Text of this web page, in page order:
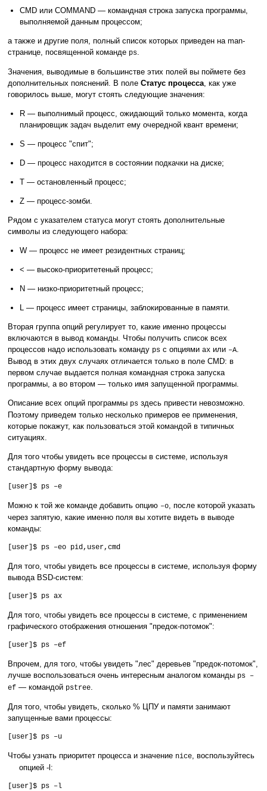
CMD или COMMAND — командная строка запуска программы,
выполняемой данным процессом;
а также и другие поля, полный список которых приведен на man-
странице, посвященной команде ps.
Значения, выводимые в большинстве этих полей вы поймете без
дополнительных пояснений. В поле Статус процесса, как уже
говорилось выше, могут стоять следующие значения:
R — выполнимый процесс, ожидающий только момента, когда
планировщик задач выделит ему очередной квант времени;
S — процесс "спит";
D — процесс находится в состоянии подкачки на диске;
T — остановленный процесс;
Z — процесс-зомби.
Рядом с указателем статуса могут стоять дополнительные
символы из следующего набора:
W — процесс не имеет резидентных страниц;
< — высоко-приоритетеный процесс;
N — низко-приоритетный процесс;
L — процесс имеет страницы, заблокированные в памяти.
Вторая группа опций регулирует то, какие именно процессы
включаются в вывод команды. Чтобы получить список всех
процессов надо использовать команду ps с опциями ax или –A.
Вывод в этих двух случаях отличается только в поле CMD: в
первом случае выдается полная командная строка запуска
программы, а во втором — только имя запущенной программы.
Описание всех опций программы ps здесь привести невозможно.
Поэтому приведем только несколько примеров ее применения,
которые покажут, как пользоваться этой командой в типичных
ситуациях.
Для того чтобы увидеть все процессы в системе, используя
стандартную форму вывода:
[user]$ ps –e
Можно к той же команде добавить опцию –o, после которой указать
через запятую, какие именно поля вы хотите видеть в выводе
команды:
[user]$ ps –eo pid,user,cmd
Для того, чтобы увидеть все процессы в системе, используя форму
вывода BSD-систем:
[user]$ ps ax
Для того, чтобы увидеть все процессы в системе, с применением
графического отображения отношения "предок-потомок":
[user]$ ps –ef
Впрочем, для того, чтобы увидеть "лес" деревьев "предок-потомок",
лучше воспользоваться очень интересным аналогом команды ps –
ef — командой pstree.
Для того, чтобы увидеть, сколько % ЦПУ и памяти занимают
запущенные вами процессы:
[user]$ ps –u
Чтобы узнать приоритет процесса и значение nice, воспользуйтесь
опцией -l:
[user]$ ps –l